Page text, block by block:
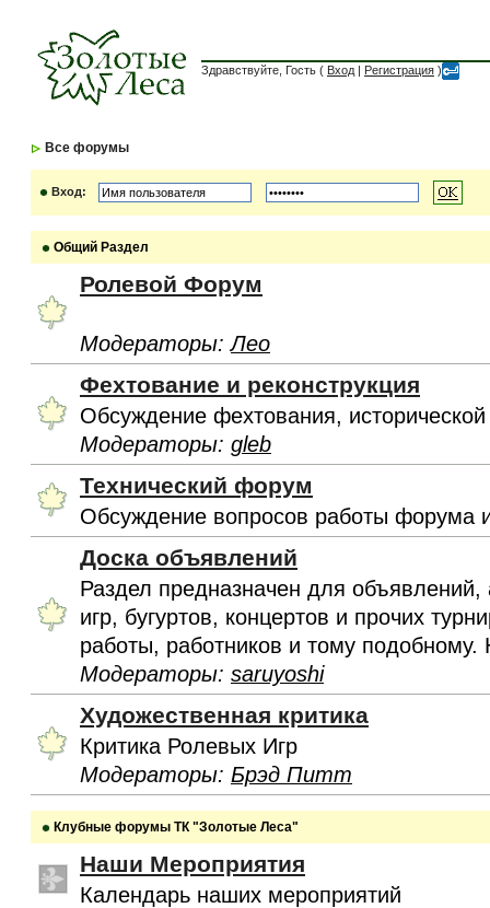
Здравствуйте, Гость ( Вход | Регистрация )
Все форумы
Вход:
Общий Раздел
Ролевой Форум
Модераторы:Лео
Фехтование и реконструкция
Обсуждение фехтования,
Модераторы: gleb
Технический форум
Обсуждение вопросов работы форума
Доска объявлений
Раздел предназначен для
игр, бугуртов, концертов и прочих
работы, работников и тому подобному.
Модераторы: saruyoshi
Художественная критика
Критика Ролевых Игр
Модераторы: Брэд Питт
Клубные форумы ТК "Золотые Леса"
Наши Мероприятия
Календарь наших мероприятий